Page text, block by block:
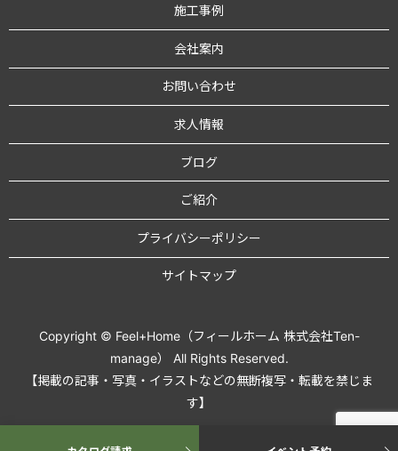
施工事例
会社案内
お問い合わせ
求人情報
ブログ
ご紹介
プライバシーポリシー
サイトマップ
Copyright © Feel+Home（フィールホーム 株式会社Ten-
manage） All Rights Reserved.
【掲載の記事・写真・イラストなどの無断複写・転載を禁じま
す】